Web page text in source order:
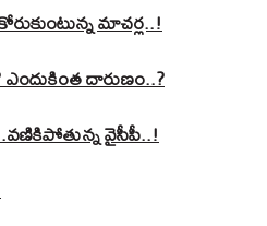
మాచర్ల..!
దారుణం..?
వైసీపీ..!